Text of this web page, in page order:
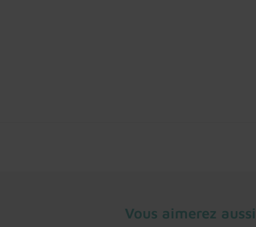
Vous aimerez aussi